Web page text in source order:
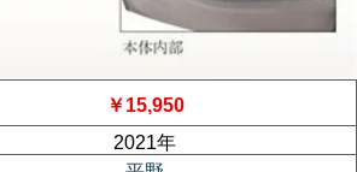
￥15,950
2021年